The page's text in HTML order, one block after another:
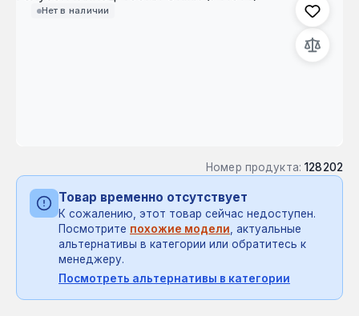
Нет в наличии
Номер продукта: 128202
Товар временно отсутствует
К сожалению, этот товар сейчас недоступен.
Посмотрите похожие модели, актуальные
альтернативы в категории или обратитесь к
менеджеру.
Посмотреть альтернативы в категории